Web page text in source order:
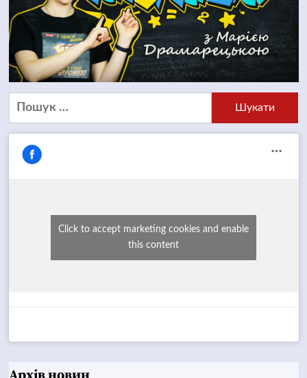
Пошук:
Click to accept marketing cookies and enable
this content